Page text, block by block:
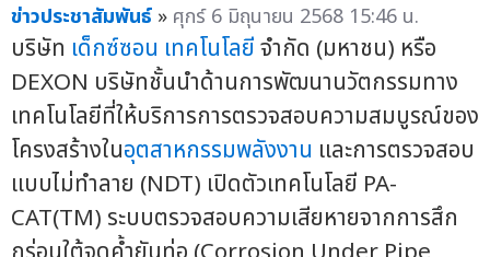
ข่าวประชาสัมพันธ์ » ศุกร์ 6 มิถุนายน 2568 15:46 น.
บริษัท เด็กซ์ซอน เทคโนโลยีจำกัด (มหาชน) หรือ
DEXON บริษัทชั้นนำด้านการพัฒนานวัตกรรมทาง
เทคโนโลยีที่ให้บริการการตรวจสอบความสมบูรณ์ของ
โครงสร้างในอุตสาหกรรมพลังงาน และการตรวจสอบ
แบบไม่ทำลาย (NDT) เปิดตัวเทคโนโลยี PA-
CAT(TM) ระบบตรวจสอบความเสียหายจากการสึก